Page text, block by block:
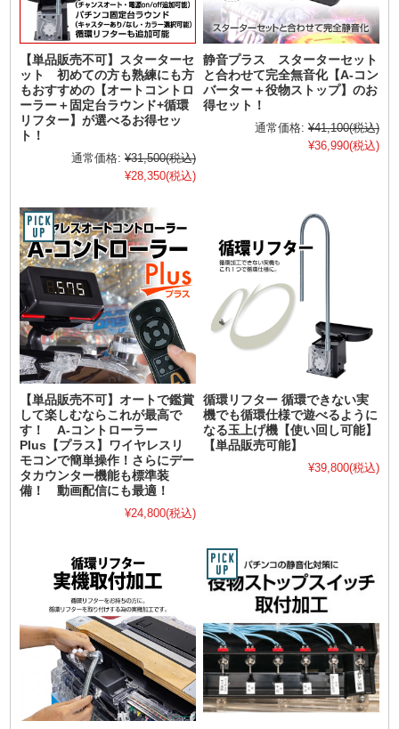
【単品販売不可】スターターセ
ット 初めての方も熟練にも方
もおすすめの【オートコントロ
ーラー＋固定台ラウンド+循環
リフター】が選べるお得セッ
ト！
通常価格: ¥31,500(税込)
¥28,350(税込)
静音プラス スターターセット
と合わせて完全無音化【A-コン
バーター＋役物ストップ】のお
得セット！
通常価格: ¥41,100(税込)
¥36,990(税込)
【単品販売不可】オートで鑑賞
して楽しむならこれが最高で
す！ A-コントローラー
Plus【プラス】ワイヤレスリ
モコンで簡単操作！さらにデー
タカウンター機能も標準装
備！ 動画配信にも最適！
¥24,800(税込)
循環リフター 循環できない実
機でも循環仕様で遊べるように
なる玉上げ機【使い回し可能】
【単品販売可能】
¥39,800(税込)